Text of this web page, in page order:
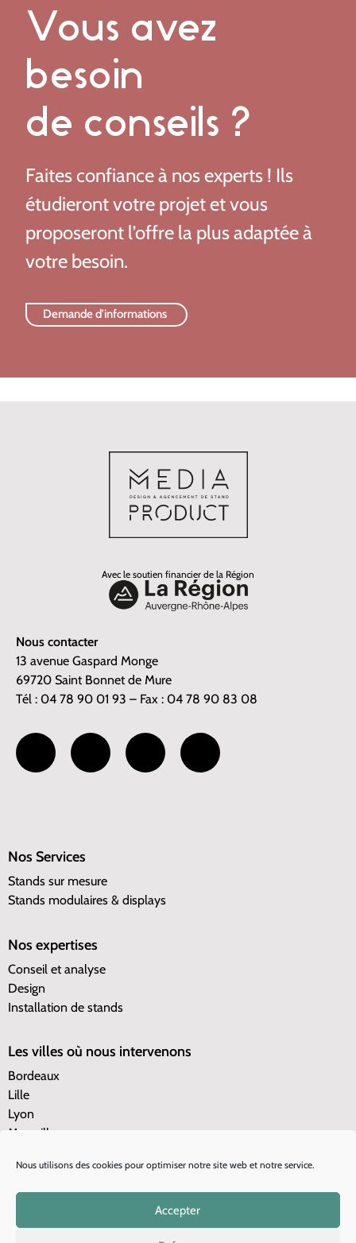
Nous utilisons des cookies pour optimiser notre site web et notre service.
Accepter
Vous avez
besoin
de conseils ?
Faites confiance à nos experts ! Ils
étudieront votre projet et vous
proposeront l’offre la plus adaptée à
votre besoin.
Demande d'informations
Avec le soutien financier de la Région
Nous contacter
13 avenue Gaspard Monge
69720 Saint Bonnet de Mure
Tél : 04 78 90 01 93 – Fax : 04 78 90 83 08
Nos Services
Stands sur mesure
Stands modulaires & displays
Nos expertises
Conseil et analyse
Design
Installation de stands
Les villes où nous intervenons
Bordeaux
Lille
Lyon
Marseille
Paris
Toulouse